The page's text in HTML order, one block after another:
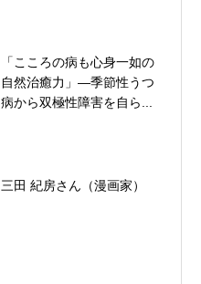
「こころの病も心身一如の
自然治癒力」―季節性うつ
病から双極性障害を自ら...
三田 紀房さん（漫画家）